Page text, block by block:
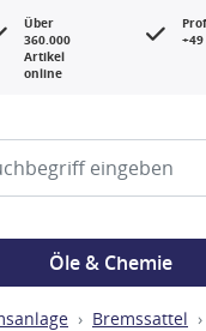
Über
360.000
Artikel
online
Öle & Chemie
Bremssattel